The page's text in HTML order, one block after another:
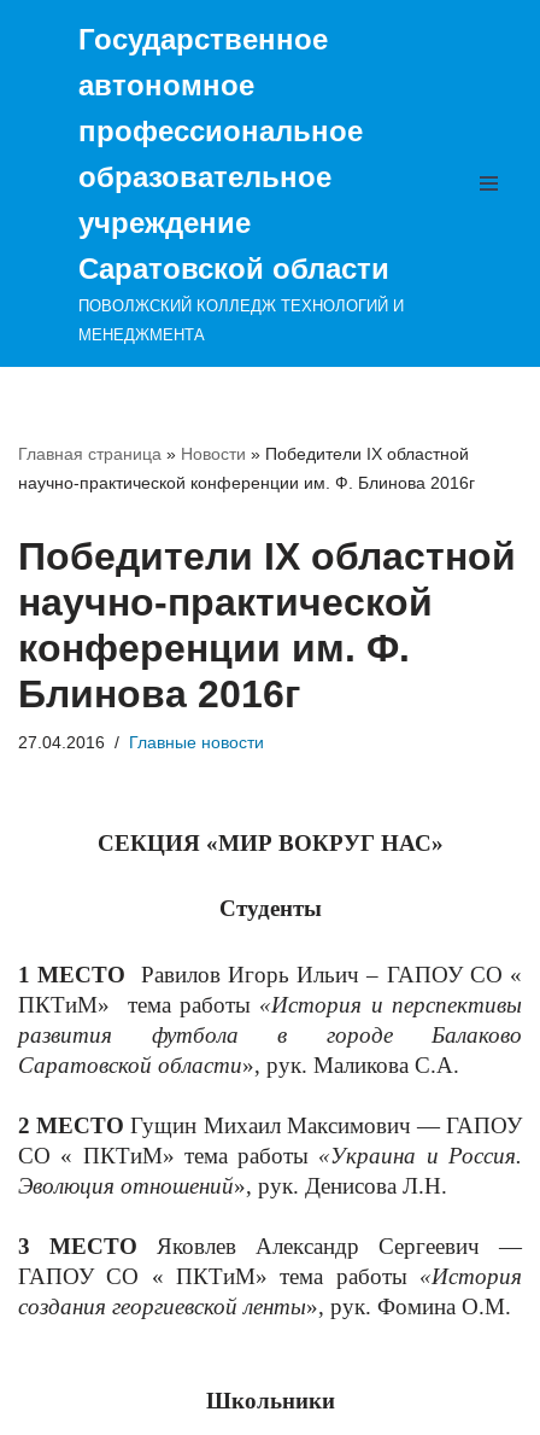
содержимому
Государственное
автономное
профессиональное
образовательное
учреждение
Саратовской области
ПОВОЛЖСКИЙ КОЛЛЕДЖ ТЕХНОЛОГИЙ И
МЕНЕДЖМЕНТА
Главная страница » Новости » Победители IX областной
научно-практической конференции им. Ф. Блинова 2016г
Победители IX областной
научно-практической
конференции им. Ф.
Блинова 2016г
27.04.2016 Главные новости
СЕКЦИЯ «МИР ВОКРУГ НАС»
Студенты
1 МЕСТО Равилов Игорь Ильич – ГАПОУ СО «
ПКТиМ» тема работы «История и перспективы
развития футбола в городе Балаково
Саратовской области», рук. Маликова С.А.
2 МЕСТОГущин Михаил Максимович — ГАПОУ
СО « ПКТиМ» тема работы «Украина и Россия.
Эволюция отношений», рук. Денисова Л.Н.
3 МЕСТО Яковлев Александр Сергеевич —
ГАПОУ СО « ПКТиМ» тема работы «История
создания георгиевской ленты», рук. Фомина О.М.
Школьники